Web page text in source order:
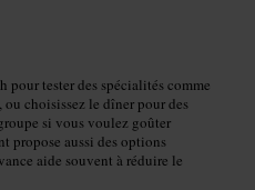
tester des spécialités comme
choisissez le dîner pour des
si vous voulez goûter
propose aussi des options
aide souvent à réduire le